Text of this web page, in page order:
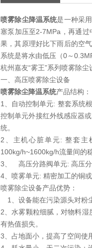
喷雾除尘降温系统是一种采
塞泵加压至2-7MPa，再通
果，其原理好比下雨后的空
系统是将水由低压（0～
杭州嘉友“雾王”系列喷雾除
一、高压喷雾除尘设备
喷雾除尘降温系统产品结构：
1、自动控制单元: 整套系统
控制单元外接红外线感应器
统。
2、主机心脏单元: 整套主
100kg/h~1600kg/h流量间的
3、 高压分路阀单元: 高压分
4、喷雾单元: 精密加工的铜
喷雾除尘设备产品优势：
1、设备能在污染源头对粉
2、水雾颗粒细腻，对物料
有热值损失。
3、占地面小，提高了空间使